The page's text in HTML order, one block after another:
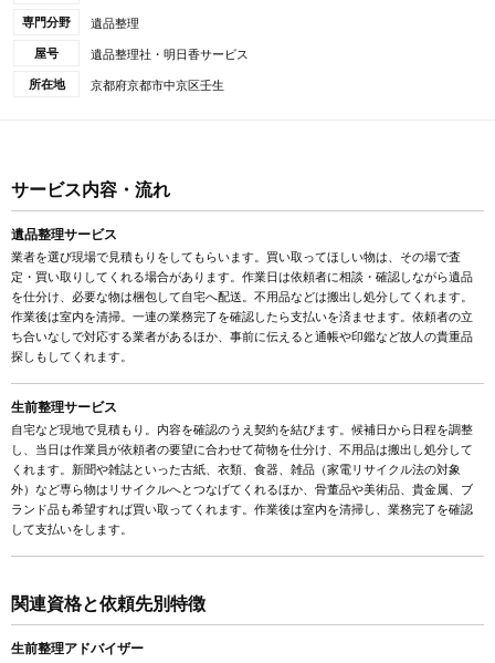
専門分野 遺品整理
屋号 遺品整理社・明日香サービス
所在地 京都府京都市中京区壬生
サービス内容・流れ
遺品整理サービス
業者を選び現場で見積もりをしてもらいます。買い取ってほしい物は、その場で査
定・買い取りしてくれる場合があります。作業日は依頼者に相談・確認しながら遺品
を仕分け、必要な物は梱包して自宅へ配送。不用品などは搬出し処分してくれます。
作業後は室内を清掃。一連の業務完了を確認したら支払いを済ませます。依頼者の立
ち合いなしで対応する業者があるほか、事前に伝えると通帳や印鑑など故人の貴重品
探しもしてくれます。
生前整理サービス
自宅など現地で見積もり。内容を確認のうえ契約を結びます。候補日から日程を調整
し、当日は作業員が依頼者の要望に合わせて荷物を仕分け、不用品は搬出し処分して
くれます。新聞や雑誌といった古紙、衣類、食器、雑品（家電リサイクル法の対象
外）など専ら物はリサイクルへとつなげてくれるほか、骨董品や美術品、貴金属、ブ
ランド品も希望すれば買い取ってくれます。作業後は室内を清掃し、業務完了を確認
して支払いをします。
関連資格と依頼先別特徴
生前整理アドバイザー